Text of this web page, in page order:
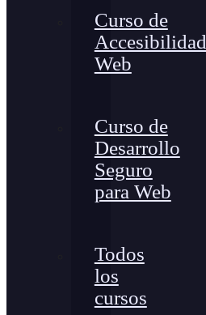
Curso de
Accesibilidad
Web
Curso de
Desarrollo
Seguro
para Web
Todos
los
cursos